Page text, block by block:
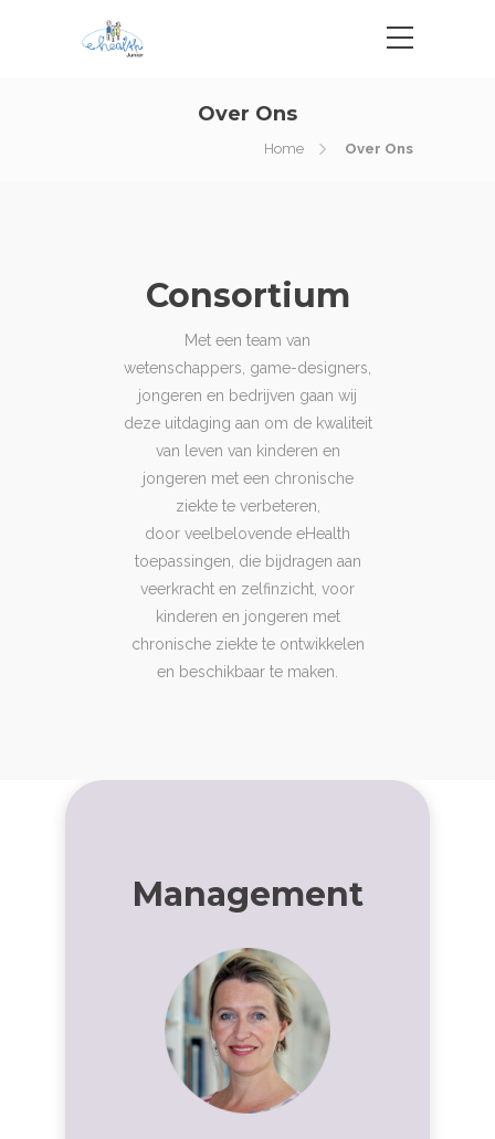
Over Ons
Home Over Ons
Consortium
Met een team van
wetenschappers, game-designers,
jongeren en bedrijven gaan wij
deze uitdaging aan om de kwaliteit
van leven van kinderen en
jongeren met een chronische
ziekte te verbeteren,
door veelbelovende eHealth
toepassingen, die bijdragen aan
veerkracht en zelfinzicht, voor
kinderen en jongeren met
chronische ziekte te ontwikkelen
en beschikbaar te maken.
Management